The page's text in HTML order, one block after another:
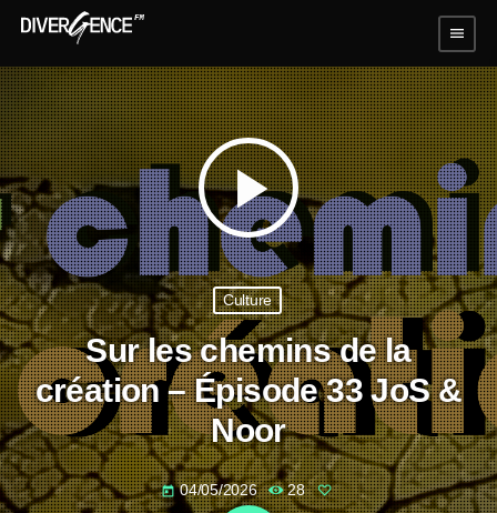
menu
play_arrow
Culture
Sur les chemins de la
création – Épisode 33 JoS &
Noor
today 04/05/2026 28